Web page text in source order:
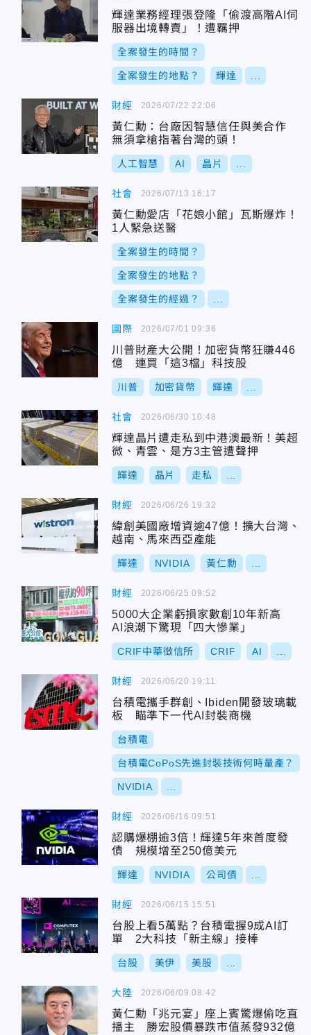
輝達業務經理張登隆「偷渡高階AI伺
服器出境轉賣」！遭羈押
全案發生的時間？
全案發生的地點？ 輝達
財經
黃仁勳：台廠因智慧信任與美合作
無須拿槍指著台灣的頭！
人工智慧 AI 晶片
2026/07/22 22:06
社會
黃仁勳愛店「花娘小館」瓦斯爆炸！
1人緊急送醫
全案發生的時間？
全案發生的地點？
全案發生的經過？
2026/07/13 16:17
國際
川普財產大公開！加密貨幣狂賺446
億 連買「這3檔」科技股
川普 加密貨幣 輝達
2026/07/01 09:36
社會
輝達晶片遭走私到中港澳最新！美超
微、青雲、是方3主管遭聲押
輝達 晶片 走私
2026/06/30 10:48
財經
緯創美國廠增資逾47億！擴大台灣、
越南、馬來西亞產能
輝達 NVIDIA 黃仁勳
2026/06/26 19:32
財經
5000大企業虧損家數創10年新高
AI浪潮下驚現「四大慘業」
CRIF中華徵信所 CRIF AI
2026/06/25 09:52
財經
台積電攜手群創、Ibiden開發玻璃載
板 瞄準下一代AI封裝商機
台積電
台積電CoPoS先進封裝技術何時量產？
NVIDIA
2026/06/20 19:11
財經
認購爆棚逾3倍！輝達5年來首度發
債 規模增至250億美元
輝達 NVIDIA 公司債
2026/06/16 09:51
財經
台股上看5萬點？台積電握9成AI訂
單 2大科技「新主線」接棒
台股 美伊 美股
2026/06/15 15:51
大陸
黃仁勳「兆元宴」座上賓驚爆偷吃直
播主 勝宏股價暴跌市值蒸發932億
2026/06/09 08:42